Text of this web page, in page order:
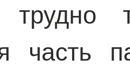
трудно
часть